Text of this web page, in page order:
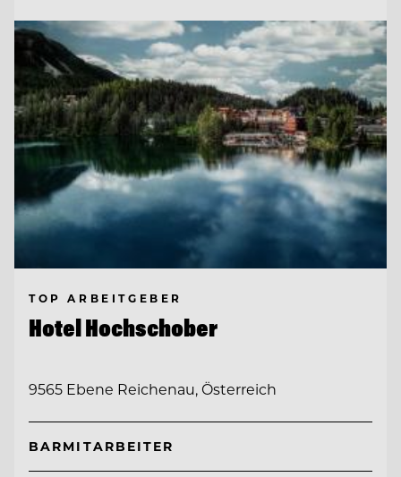
TOP ARBEITGEBER
Hotel Hochschober
9565 Ebene Reichenau, Österreich
BARMITARBEITER